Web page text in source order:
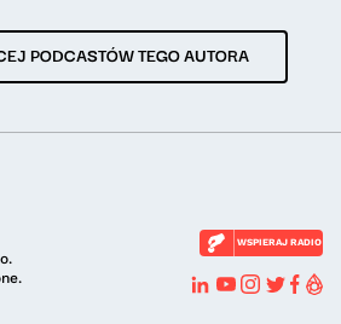
PODCASTÓW TEGO AUTORA
WSPIERAJ RADIO